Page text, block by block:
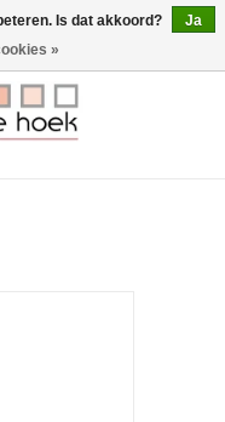
0 Artikelen - €0,00
Is dat akkoord?
Ja
»